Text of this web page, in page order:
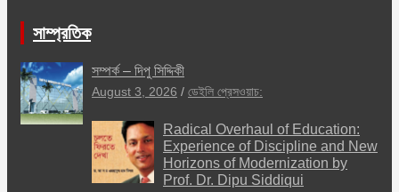
সাম্প্রতিক
সম্পর্ক – দিপু সিদ্দিকী
August 3, 2026 ডেইলি প্রেসওয়াচ:
Radical Overhaul of Education:
Experience of Discipline and New
Horizons of Modernization by
Prof. Dr. Dipu Siddiqui